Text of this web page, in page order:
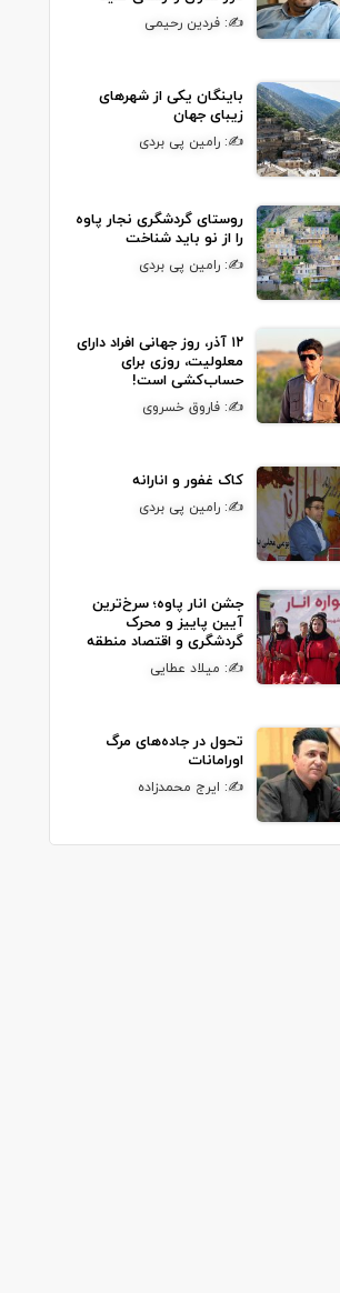
✍: فردین رحیمی
باینگان یکی از شهرهای
زیبای جهان
✍: رامین پی بردی
روستای گردشگری نجار پاوه
را از نو باید شناخت
✍: رامین پی بردی
۱۲ آذر، روز جهانی افراد دارای
معلولیت، روزی برای
حساب‌کشی است!
✍: فاروق خسروی
کاک غفور و انارانه
✍: رامین پی بردی
جشن انار پاوه؛ سرخ‌ترین
آیین پاییز و محرک
گردشگری و اقتصاد منطقه
✍: میلاد عطایی
تحول در جاده‌های مرگ
اورامانات
✍: ایرج محمدزاده